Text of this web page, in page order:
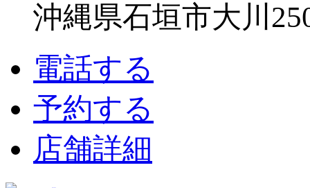
沖縄県石垣市大川
電話する
予約する
店舗詳細